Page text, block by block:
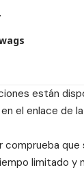
están
el enlace de
que
limitado y